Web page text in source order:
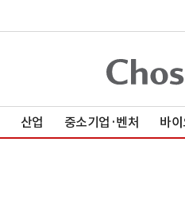
산업 중소기업·벤처 바